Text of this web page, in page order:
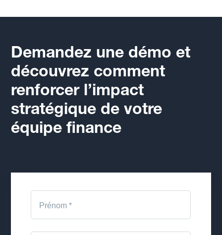
Demandez une démo et
découvrez comment
renforcer l’impact
stratégique de votre
équipe finance